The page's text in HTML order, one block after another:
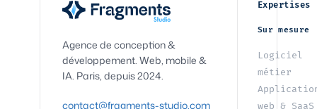
Agence de conception &
développement. Web, mobile &
IA. Paris, depuis 2024.
contact@fragments-studio.com
Expertises
Sur mesure
Logiciel
métier
web & SaaS